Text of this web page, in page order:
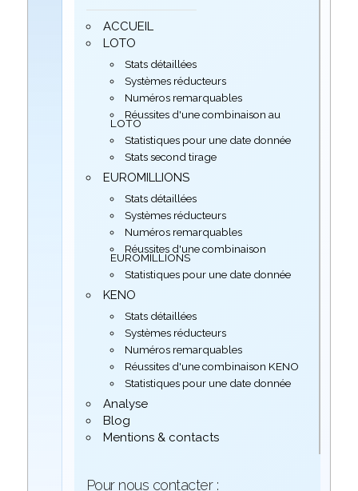
ACCUEIL
LOTO
Stats détaillées
Systèmes réducteurs
Numéros remarquables
Réussites d'une combinaison au
LOTO
Statistiques pour une date donnée
Stats second tirage
EUROMILLIONS
Stats détaillées
Systèmes réducteurs
Numéros remarquables
Réussites d'une combinaison
EUROMILLIONS
Statistiques pour une date donnée
KENO
Stats détaillées
Systèmes réducteurs
Numéros remarquables
Réussites d'une combinaison KENO
Statistiques pour une date donnée
Analyse
Blog
Mentions & contacts
Pour nous contacter :